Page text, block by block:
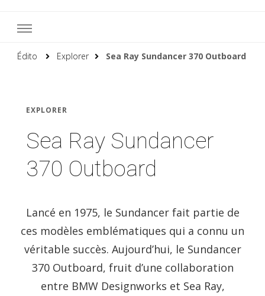
Édito Explorer Sea Ray Sundancer 370 Outboard
EXPLORER
Sea Ray Sundancer
370 Outboard
Lancé en 1975, le Sundancer fait partie de
ces modèles emblématiques qui a connu un
véritable succès. Aujourd’hui, le Sundancer
370 Outboard, fruit d’une collaboration
entre BMW Designworks et Sea Ray,